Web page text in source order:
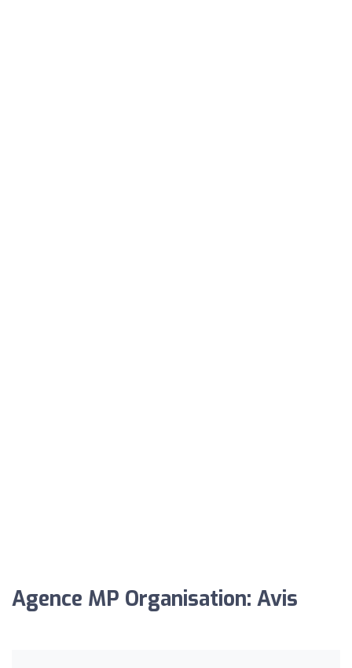
Agence MP Organisation: Avis